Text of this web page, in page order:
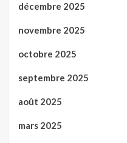
décembre 2025
novembre 2025
octobre 2025
septembre 2025
août 2025
mars 2025